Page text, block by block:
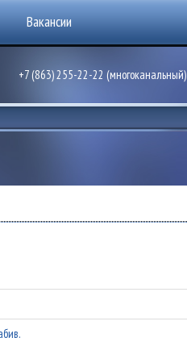
Вакансии
+7 (863) 255-22-22 (многоканальный)